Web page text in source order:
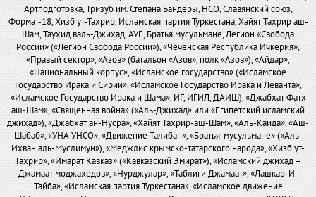
Артподготовка, Тризуб им. Степана Бандеры, НСО, Славянский союз,
Формат-18, Хизб ут-Тахрир, Исламская партия Туркестана, Хайят Тахрир аш-
Шам, Таухид валь-Джихад, АУЕ, Братья мусульмане, Легион «Свобода
России» («Легион Свобода России»), «Чеченская Республика Ичкерия»,
«Правый сектор», «Азов» (батальон «Азов», полк «Азов»), «Айдар»,
«Национальный корпус», «Исламское государство» («Исламское
Государство Ирака и Сирии», «Исламское Государство Ирака и Леванта»,
«Исламское Государство Ирака и Шама», ИГ, ИГИЛ, ДАИШ), «Джабхат Фатх
аш-Шам», «Священная война» («Аль-Джихад» или «Египетский исламский
джихад»), «Джабхат ан-Нусра», «Хайят Тахрир-аш-Шам», «Аль-Каида», «Аш-
Шабаб», «УНА-УНСО», «Движение Талибан», «Братья-мусульмане» («Аль-
Ихван аль-Муслимун»), «Меджлис крымско-татарского народа», «Хизб ут-
Тахрир», «Имарат Кавказ» («Кавказский Эмират»), «Исламский джихад –
Джамаат моджахедов», «Нурджулар», «Таблиги Джамаат», «Лашкар-И-
Тайба», «Исламская партия Туркестана», «Исламское движение